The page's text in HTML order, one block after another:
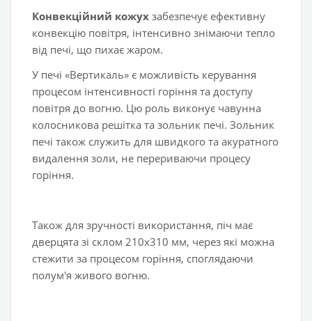
Конвекційний кожух забезпечує ефективну
конвекцію повітря, інтенсивно знімаючи тепло
від печі, що пихає жаром.
У печі «Вертикаль» є можливість керування
процесом інтенсивності горіння та доступу
повітря до вогню. Цю роль виконує чавунна
колосникова решітка та зольник печі. Зольник
печі також служить для швидкого та акуратного
видалення золи, не перериваючи процесу
горіння.
Також для зручності використання, піч має
дверцята зі склом 210х310 мм, через які можна
стежити за процесом горіння, споглядаючи
полум'я живого вогню.